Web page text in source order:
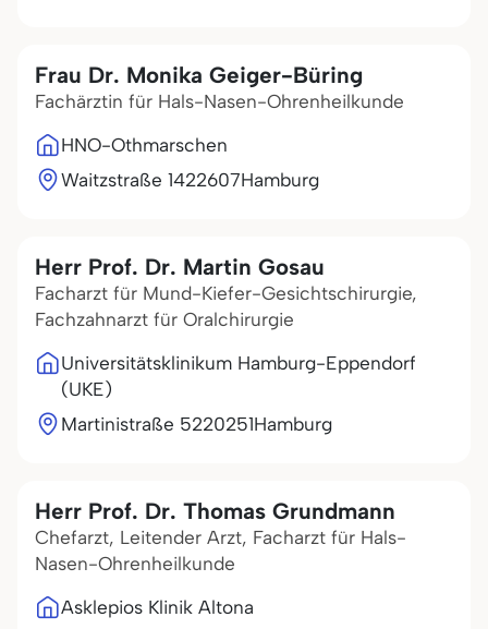
Frau Dr. Monika Geiger-Büring
Fachärztin für Hals-Nasen-Ohrenheilkunde
HNO-Othmarschen
Waitzstraße 1422607Hamburg
Herr Prof. Dr. Martin Gosau
Facharzt für Mund-Kiefer-Gesichtschirurgie,
Fachzahnarzt für Oralchirurgie
Universitätsklinikum Hamburg-Eppendorf
(UKE)
Martinistraße 5220251Hamburg
Herr Prof. Dr. Thomas Grundmann
Chefarzt, Leitender Arzt, Facharzt für Hals-
Nasen-Ohrenheilkunde
Asklepios Klinik Altona